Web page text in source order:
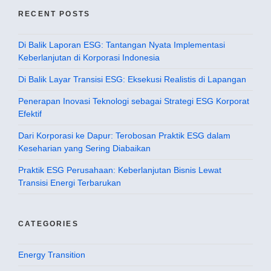
RECENT POSTS
Di Balik Laporan ESG: Tantangan Nyata Implementasi
Keberlanjutan di Korporasi Indonesia
Di Balik Layar Transisi ESG: Eksekusi Realistis di Lapangan
Penerapan Inovasi Teknologi sebagai Strategi ESG Korporat
Efektif
Dari Korporasi ke Dapur: Terobosan Praktik ESG dalam
Keseharian yang Sering Diabaikan
Praktik ESG Perusahaan: Keberlanjutan Bisnis Lewat
Transisi Energi Terbarukan
CATEGORIES
Energy Transition